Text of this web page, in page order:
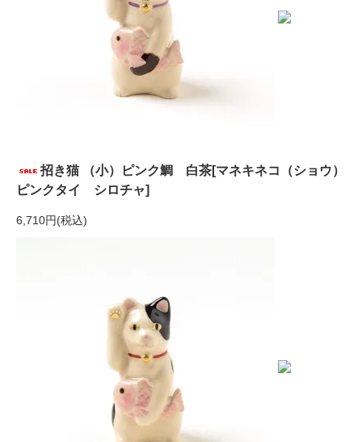
招き猫 （小）ピンク鯛 白茶[マネキネコ（ショウ）
ピンクタイ シロチャ]
6,710円(税込)